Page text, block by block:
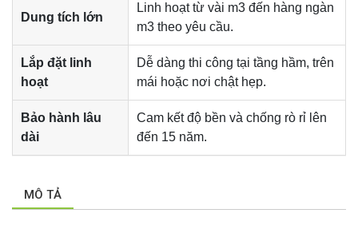
Dung tích lớn
Linh hoạt từ vài m3 đến hàng ngàn
m3 theo yêu cầu.
Lắp đặt linh
hoạt
Dễ dàng thi công tại tầng hầm, trên
mái hoặc nơi chật hẹp.
Bảo hành lâu
dài
Cam kết độ bền và chống rò rỉ lên
đến 15 năm.
MÔ TẢ